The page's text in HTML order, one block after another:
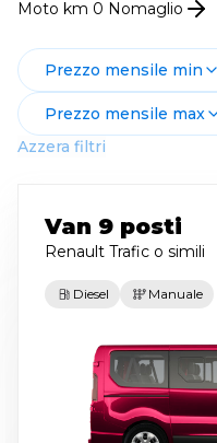
Moto km 0 Nomaglio
Prezzo mensile min
Prezzo mensile max
Azzera filtri
Van 9 posti
Renault Trafic o simili
Diesel Manuale